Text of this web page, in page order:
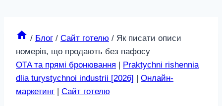
/ Блог / Сайт готелю / Як писати описи
номерів, що продають без пафосу
OTA та прямі бронювання
Praktychni rishennia
dlia turystychnoi industrii [2026]
Онлайн-
маркетинг
Сайт готелю